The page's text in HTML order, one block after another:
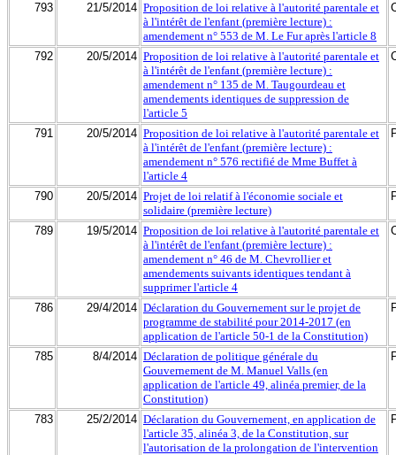
793 21/5/2014 Proposition de loi relative à l'autorité parentale et
à l'intérêt de l'enfant (première lecture) :
amendement n° 553 de M. Le Fur après l'article 8
792 20/5/2014 Proposition de loi relative à l'autorité parentale et
à l'intérêt de l'enfant (première lecture) :
amendement n° 135 de M. Taugourdeau et
amendements identiques de suppression de
l'article 5
791 20/5/2014 Proposition de loi relative à l'autorité parentale et
à l'intérêt de l'enfant (première lecture) :
amendement n° 576 rectifié de Mme Buffet à
l'article 4
790 20/5/2014 Projet de loi relatif à l'économie sociale et
solidaire (première lecture)
789 19/5/2014 Proposition de loi relative à l'autorité parentale et
à l'intérêt de l'enfant (première lecture) :
amendement n° 46 de M. Chevrollier et
amendements suivants identiques tendant à
supprimer l'article 4
786 29/4/2014 Déclaration du Gouvernement sur le projet de
programme de stabilité pour 2014-2017 (en
application de l'article 50-1 de la Constitution)
785 8/4/2014 Déclaration de politique générale du
Gouvernement de M. Manuel Valls (en
application de l'article 49, alinéa premier, de la
Constitution)
783 25/2/2014 Déclaration du Gouvernement, en application de
l'article 35, alinéa 3, de la Constitution, sur
l'autorisation de la prolongation de l'intervention